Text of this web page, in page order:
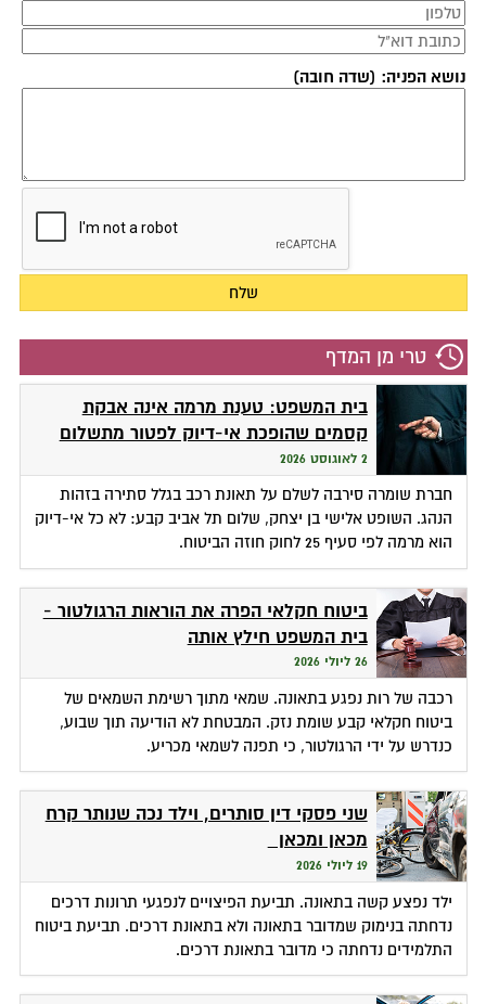
נושא הפניה: (שדה חובה)
טרי מן המדף
בית המשפט: טענת מרמה אינה אבקת
קסמים שהופכת אי-דיוק לפטור מתשלום
2 לאוגוסט 2026
חברת שומרה סירבה לשלם על תאונת רכב בגלל סתירה בזהות
הנהג. השופט אלישי בן יצחק, שלום תל אביב קבע: לא כל אי-דיוק
הוא מרמה לפי סעיף 25 לחוק חוזה הביטוח.
ביטוח חקלאי הפרה את הוראות הרגולטור -
בית המשפט חילץ אותה
26 ליולי 2026
רכבה של רות נפגע בתאונה. שמאי מתוך רשימת השמאים של
ביטוח חקלאי קבע שומת נזק. המבטחת לא הודיעה תוך שבוע,
כנדרש על ידי הרגולטור, כי תפנה לשמאי מכריע.
שני פסקי דין סותרים, וילד נכה שנותר קרח
מכאן ומכאן
19 ליולי 2026
ילד נפצע קשה בתאונה. תביעת הפיצויים לנפגעי תרונות דרכים
נדחתה בנימוק שמדובר בתאונה ולא בתאונת דרכים. תביעת ביטוח
התלמידים נדחתה כי מדובר בתאונת דרכים.